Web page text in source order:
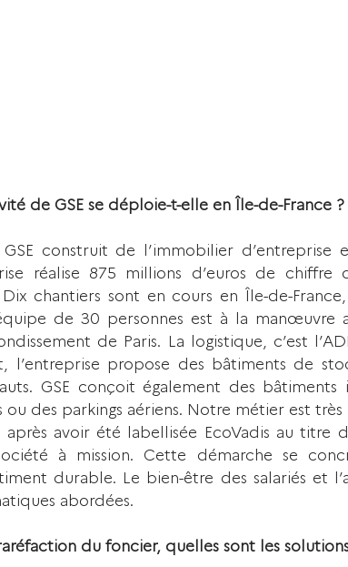
de GSE se déploie-t-elle en Île-de-France ?
construit de l’immobilier d’entreprise
réalise 875 millions d’euros de chiffre
chantiers sont en cours en Île-de-
de 30 personnes est à la manœuvre
de Paris. La logistique, c’est
l’entreprise propose des bâtiments de
GSE conçoit également des
ou des parkings aériens. Notre métier est
après avoir été labellisée EcoVadis au titre
à mission. Cette démarche se
durable. Le bien-être des salariés et
abordées.
du foncier, quelles sont les